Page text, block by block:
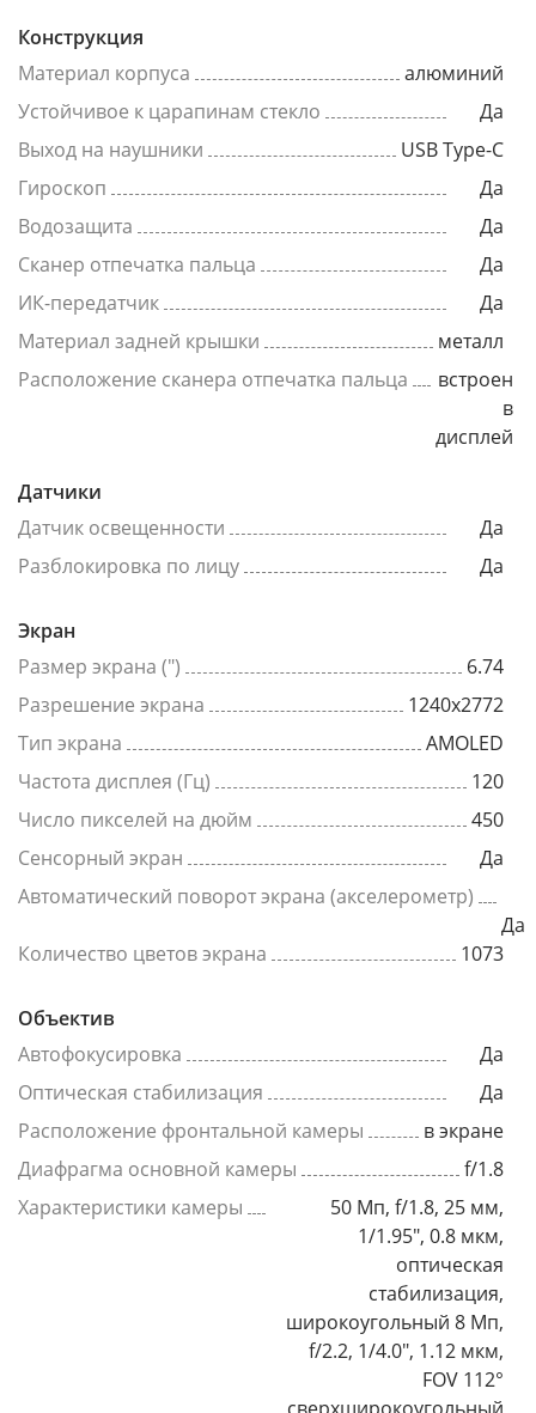
Конструкция
Материал корпуса
алюминий
Устойчивое к царапинам стекло
Да
Выход на наушники
USB Type-C
Гироскоп
Да
Водозащита
Да
Сканер отпечатка пальца
Да
ИК-передатчик
Да
Материал задней крышки
металл
Расположение сканера отпечатка пальца
встроен
в
дисплей
Датчики
Датчик освещенности
Да
Разблокировка по лицу
Да
Экран
Размер экрана (")
6.74
Разрешение экрана
1240x2772
Тип экрана
AMOLED
Частота дисплея (Гц)
120
Число пикселей на дюйм
450
Сенсорный экран
Да
Автоматический поворот экрана (акселерометр)
Да
Количество цветов экрана
1073
Объектив
Автофокусировка
Да
Оптическая стабилизация
Да
Расположение фронтальной камеры
в экране
Диафрагма основной камеры
f/1.8
Характеристики камеры
50 Мп, f/1.8, 25 мм,
1/1.95", 0.8 мкм,
оптическая
стабилизация,
широкоугольный 8 Мп,
f/2.2, 1/4.0", 1.12 мкм,
FOV 112°